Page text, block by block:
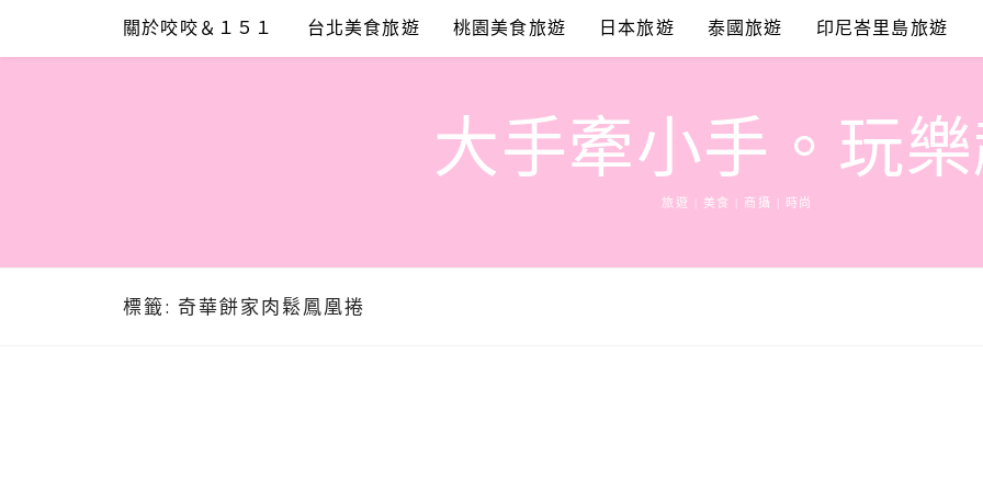
content
關於咬咬＆１５１ 台北美食旅遊 桃園美食旅遊 日本旅遊 泰國旅遊 印尼峇里島旅遊
大手牽小手。玩
旅遊 | 美食 | 商攝 | 時尚
標籤: 奇華餅家肉鬆鳳凰捲